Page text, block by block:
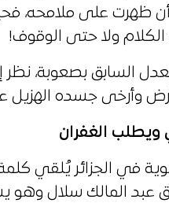
ظهرت على ملامحه،
ولا حتى الوقوف!
السابق بصعوبة،
وأرخى جسده الهزيل
ويطلب الغفران
في الجزائر يُلقي
عبد المالك سلال